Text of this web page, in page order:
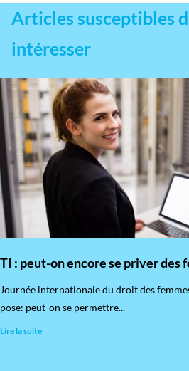
Articles susceptibles
intéresser
TI : peut-on encore se priver des
​Journée internationale du droit des
pose: peut-on se permettre...
Lire la suite